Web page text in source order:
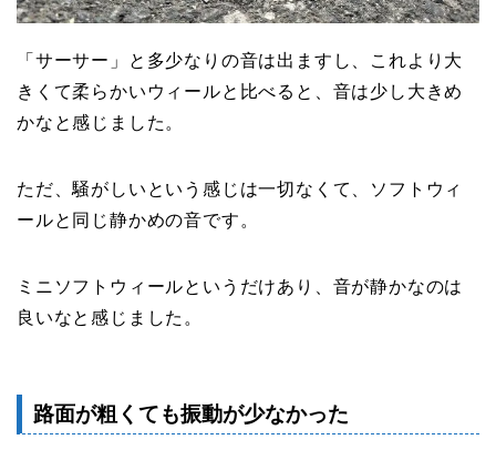
「サーサー」と多少なりの音は出ますし、これより大
きくて柔らかいウィールと比べると、音は少し大きめ
かなと感じました。
ただ、騒がしいという感じは一切なくて、ソフトウィ
ールと同じ静かめの音です。
ミニソフトウィールというだけあり、音が静かなのは
良いなと感じました。
路面が粗くても振動が少なかった